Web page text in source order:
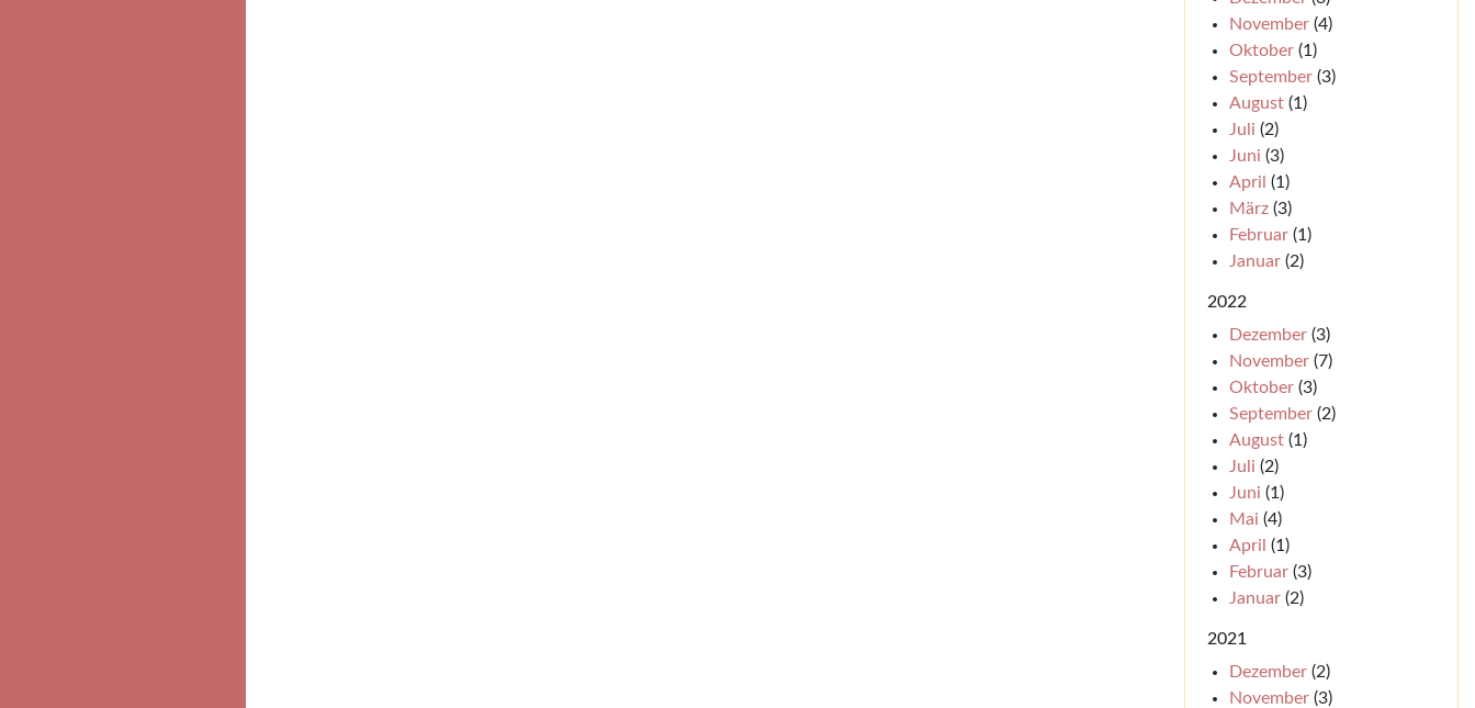
November(4)
Oktober(1)
September(3)
August(1)
Juli (2)
Juni (3)
April (1)
März(3)
Februar(1)
Januar(2)
2022
Dezember(3)
November(7)
Oktober(3)
September(2)
August(1)
Juli (2)
Juni (1)
Mai (4)
April (1)
Februar(3)
Januar(2)
2021
Dezember(2)
November(3)